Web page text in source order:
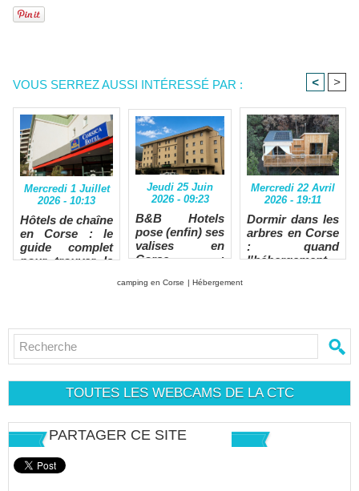
VOUS SERREZ AUSSI INTÉRESSÉ PAR : < >
Mercredi 1 Juillet
2026 - 10:13
Hôtels de chaîne
en Corse : le
guide complet
pour trouver la
Jeudi 25 Juin
2026 - 09:23
B&B Hotels
pose (enfin) ses
valises en
Corse :
Mercredi 22 Avril
2026 - 19:11
Dormir dans les
arbres en Corse
: quand
l'hébergement
camping en Corse | Hébergement
TOUTES LES WEBCAMS DE LA CTC
PARTAGER CE SITE